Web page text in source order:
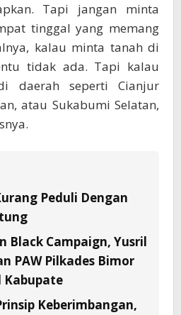
Tapi jangan minta
tinggal yang memang
kalau minta tanah di
tidak ada. Tapi kalau
daerah seperti Cianjur
atau Sukabumi Selatan,
Peduli Dengan
Black Campaign, Yusril
PAW Pilkades Bimor
Kabupate
Keberimbangan,